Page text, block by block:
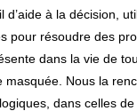
d’aide à la décision,
pour résoudre des
dans la vie de
masquée. Nous la
dans celles de